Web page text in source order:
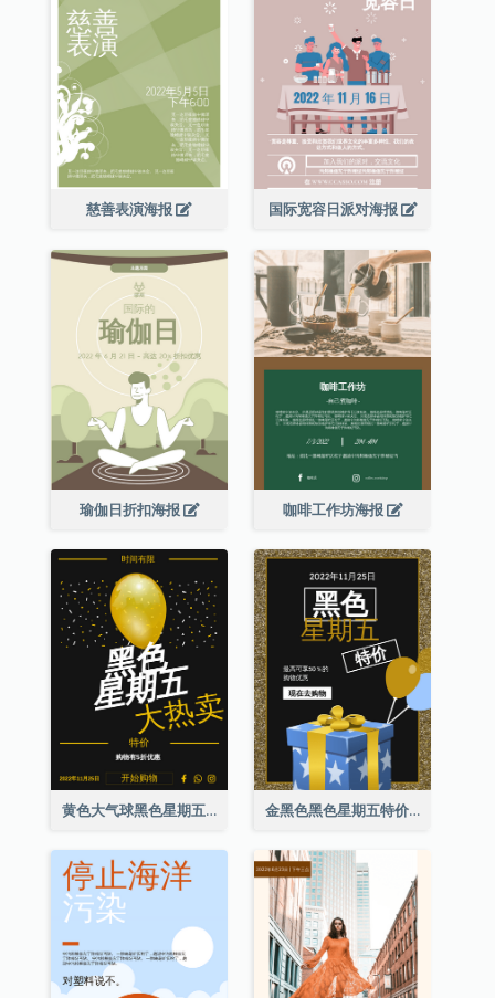
慈善表演海报 国际宽容日派对海报
瑜伽日折扣海报 咖啡工作坊海报
黄色大气球黑色星期五特价海报 金黑色黑色星期五特价海报